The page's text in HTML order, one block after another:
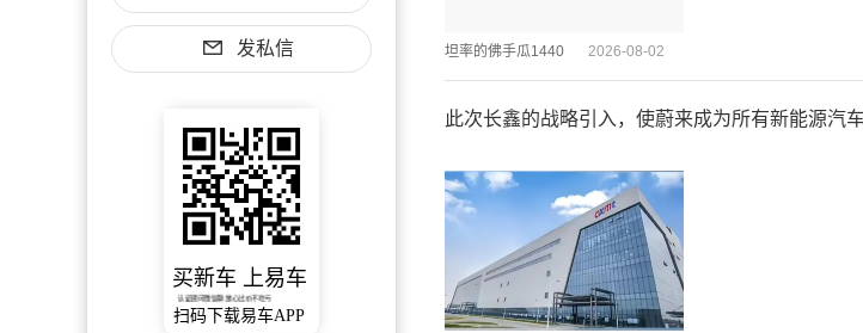
发私信
买新车 上易车
认证顾问微信聊 放心比价不吃亏
扫码下载易车APP
坦率的佛手瓜1440 2026-08-02
此次长鑫的战略引入，使蔚来成为所有新能源汽